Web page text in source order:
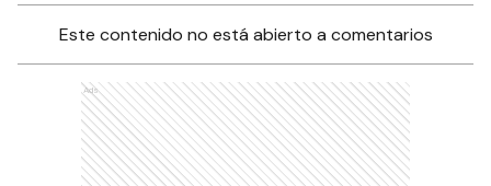
Este contenido no está abierto a comentarios
Ads